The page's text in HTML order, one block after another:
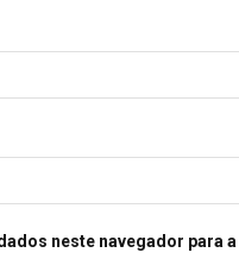
neste navegador para